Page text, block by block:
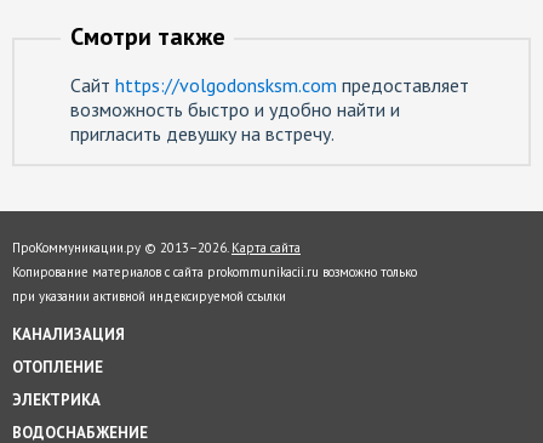
Смотри также
Сайтhttps://volgodonsksm.com предоставляет
возможность быстро и удобно найти и
пригласить девушку на встречу.
ПроКоммуникации.ру © 2013–2026. Карта сайта
Копирование материалов с сайта prokommunikacii.ru возможно только
при указании активной индексируемой ссылки
КАНАЛИЗАЦИЯ
ОТОПЛЕНИЕ
ЭЛЕКТРИКА
ВОДОСНАБЖЕНИЕ